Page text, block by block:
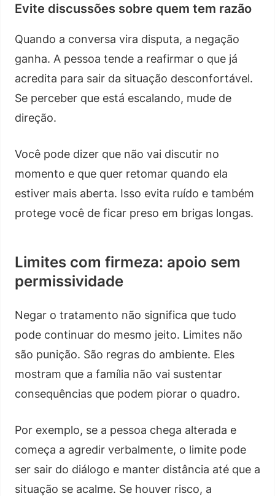
Evite discussões sobre quem tem razão
Quando a conversa vira disputa, a negação
ganha. A pessoa tende a reafirmar o que já
acredita para sair da situação desconfortável.
Se perceber que está escalando, mude de
direção.
Você pode dizer que não vai discutir no
momento e que quer retomar quando ela
estiver mais aberta. Isso evita ruído e também
protege você de ficar preso em brigas longas.
Limites com firmeza: apoio sem
permissividade
Negar o tratamento não significa que tudo
pode continuar do mesmo jeito. Limites não
são punição. São regras do ambiente. Eles
mostram que a família não vai sustentar
consequências que podem piorar o quadro.
Por exemplo, se a pessoa chega alterada e
começa a agredir verbalmente, o limite pode
ser sair do diálogo e manter distância até que a
situação se acalme. Se houver risco, a